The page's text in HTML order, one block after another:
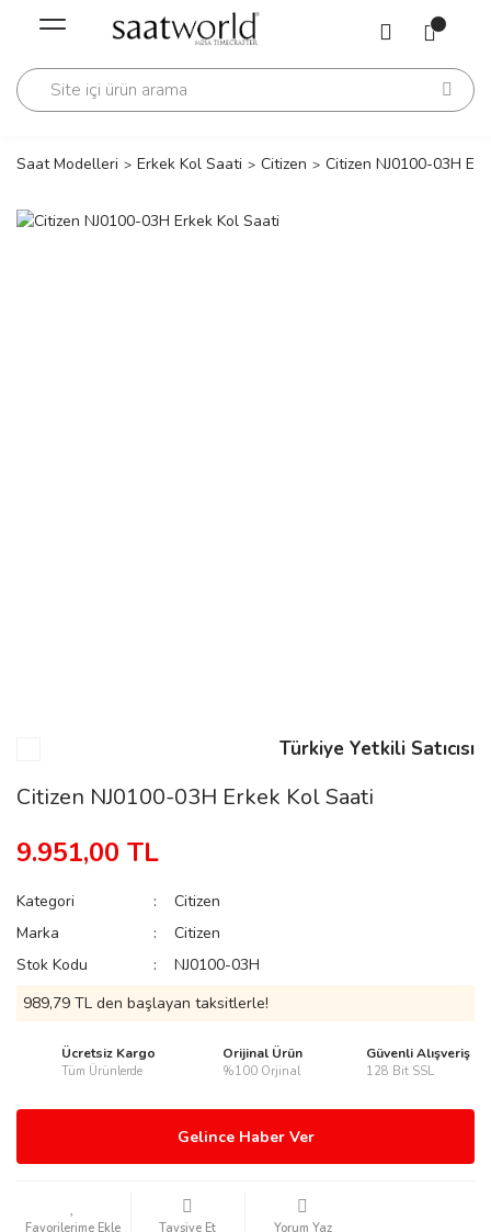
Geri Dön
Geri Dön
Saat Modelleri Erkek Kol Saati Citizen Citizen NJ0100-03H
Türkiye Yetkili Satıcısı
Citizen NJ0100-03H Erkek Kol Saati
9.951,00 TL
Kategori
Citizen
Marka
Citizen
Stok Kodu
NJ0100-03H
989,79 TL den başlayan taksitlerle!
Ücretsiz Kargo
Tüm Ürünlerde
Orijinal Ürün
%100 Orjinal
Güvenli Alışveriş
128 Bit SSL
Gelince Haber Ver
Tavsiye Et Yorum Yaz